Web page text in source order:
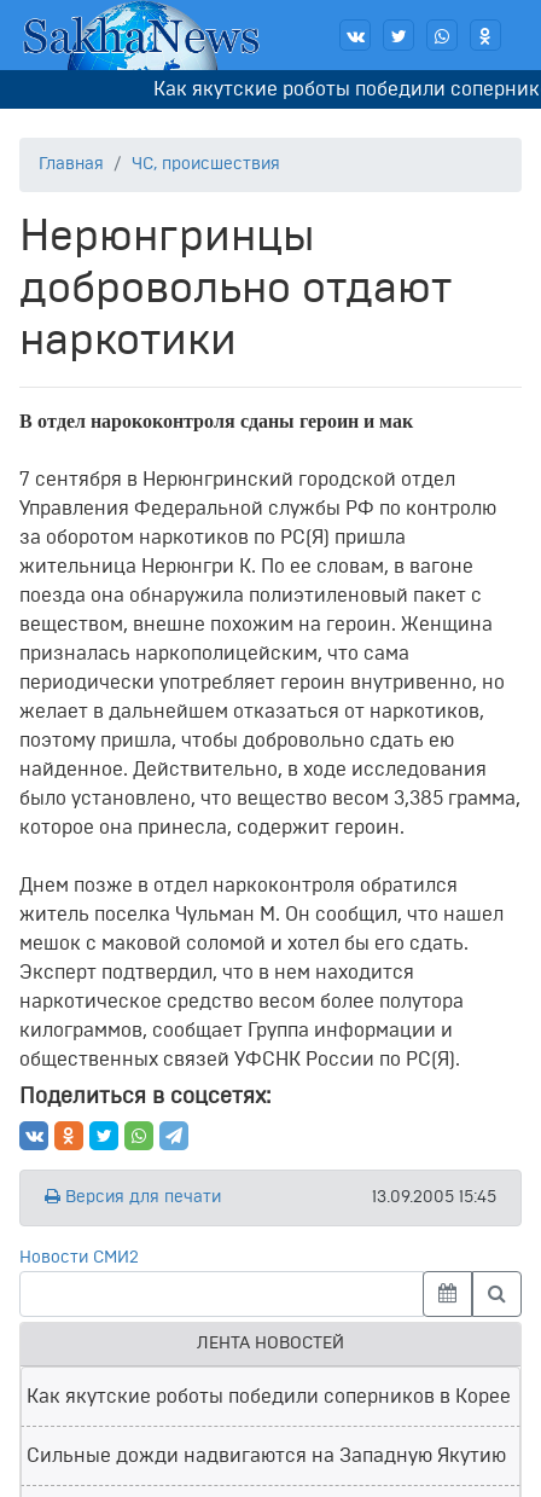
Как якутские роботы победили
Главная ЧС, происшествия
Нерюнгринцы
добровольно отдают
наркотики
В отдел нарококонтроля сданы героин и мак
7 сентября в Нерюнгринский городской отдел
Управления Федеральной службы РФ по контролю
за оборотом наркотиков по РС(Я) пришла
жительница Нерюнгри К. По ее словам, в вагоне
поезда она обнаружила полиэтиленовый пакет с
веществом, внешне похожим на героин. Женщина
призналась наркополицейским, что сама
периодически употребляет героин внутривенно, но
желает в дальнейшем отказаться от наркотиков,
поэтому пришла, чтобы добровольно сдать ею
найденное. Действительно, в ходе исследования
было установлено, что вещество весом 3,385 грамма,
которое она принесла, содержит героин.
Днем позже в отдел наркоконтроля обратился
житель поселка Чульман М. Он сообщил, что нашел
мешок с маковой соломой и хотел бы его сдать.
Эксперт подтвердил, что в нем находится
наркотическое средство весом более полутора
килограммов, сообщает Группа информации и
общественных связей УФСНК России по РС(Я).
Поделиться в соцсетях:
Версия для печати 13.09.2005 15:45
Новости СМИ2
ЛЕНТА НОВОСТЕЙ
Как якутские роботы победили соперников в Корее
Сильные дожди надвигаются на Западную Якутию